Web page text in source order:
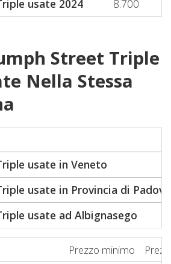
usate 2024
8.700
Street Triple
Nella Stessa
usate in Veneto
usate in Provincia di Padova
usate ad Albignasego
Prezzo minimo